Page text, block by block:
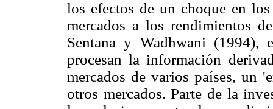
los efectos de un choque en
mercados a los rendimientos
Sentana y Wadhwani (1994),
procesan la información
mercados de varios países, un
otros mercados. Parte de la